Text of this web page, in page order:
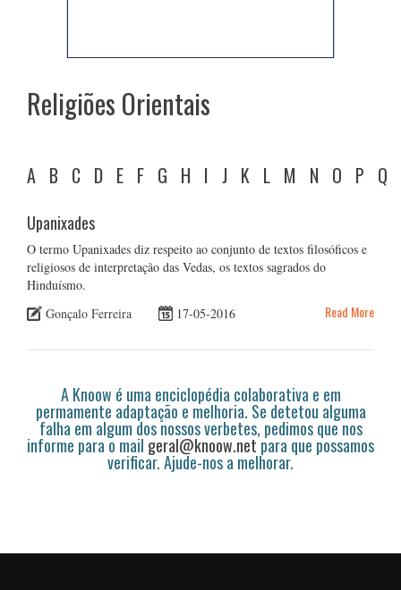
Religiões Orientais
A B C D E F G H I J K L M N O P Q
Upanixades
O termo Upanixades diz respeito ao conjunto de textos filosóficos e
religiosos de interpretação das Vedas, os textos sagrados do
Hinduísmo.
Gonçalo Ferreira
17-05-2016 Read More
A Knoow é uma enciclopédia colaborativa e em
permamente adaptação e melhoria. Se detetou alguma
falha em algum dos nossos verbetes, pedimos que nos
informe para o mail geral@knoow.netpara que possamos
verificar. Ajude-nos a melhorar.